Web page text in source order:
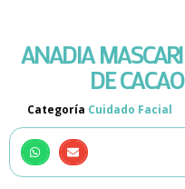
ANADIA
DE
Categoría Cuidado Facial